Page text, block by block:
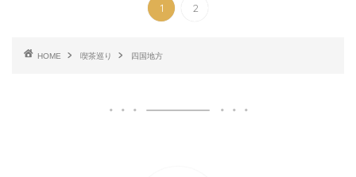
1 2
HOME 喫茶巡り 四国地方